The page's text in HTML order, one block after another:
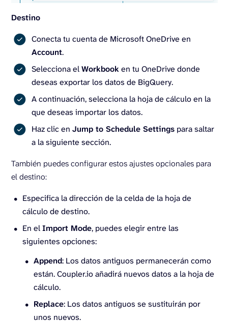
Destino
Conecta tu cuenta de Microsoft OneDrive en
Account.
Selecciona elWorkbooken tu OneDrive donde
deseas exportar los datos de BigQuery.
A continuación, selecciona la hoja de cálculo en la
que deseas importar los datos.
Haz clic en Jump to Schedule Settings para saltar
a la siguiente sección.
También puedes configurar estos ajustes opcionales para
el destino:
Especifica la dirección de la celda de la hoja de
cálculo de destino.
En elImport Mode, puedes elegir entre las
siguientes opciones:
Append: Los datos antiguos permanecerán como
están. Coupler.io añadirá nuevos datos a la hoja de
cálculo.
Replace: Los datos antiguos se sustituirán por
unos nuevos.